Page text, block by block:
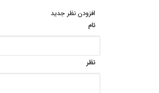
افزودن نظر جدید
نام
نظر